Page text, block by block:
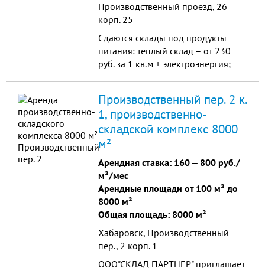
Производственный проезд, 26
корп. 25
Сдаются склады под продукты
питания: теплый склад – от 230
руб. за 1 кв.м + электроэнергия;
склад под охлажде
Производственный пер. 2 к.
1, производственно-
складской комплекс 8000
м²
Арендная ставка: 160 ‒ 800 руб./
м²/мес
Арендные площади от 100 м² до
8000 м²
Общая площадь: 8000 м²
Хабаровск, Производственный
пер., 2 корп. 1
ООО"СКЛАД ПАРТНЕР" приглашает